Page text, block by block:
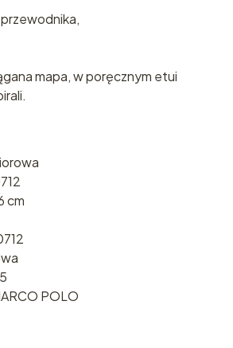
mapa, w poręcznym etui
cm
POLO